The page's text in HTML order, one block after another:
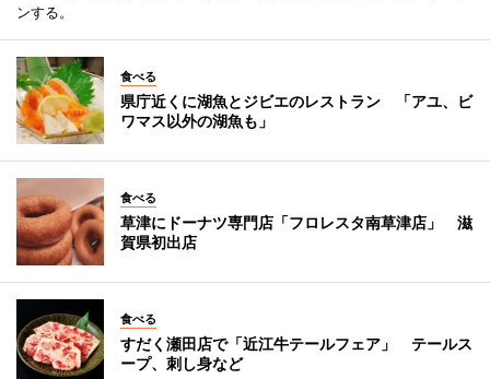
ンする。
食べる
県庁近くに湖魚とジビエのレストラン 「アユ、ビ
ワマス以外の湖魚も」
食べる
草津にドーナツ専門店「フロレスタ南草津店」 滋
賀県初出店
食べる
すだく瀬田店で「近江牛テールフェア」 テールス
ープ、刺し身など